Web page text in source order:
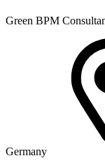
Green BPM
Germany